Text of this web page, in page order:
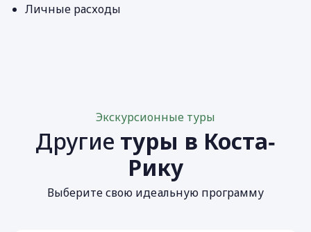
Личные расходы
Экскурсионные туры
Другие туры в Коста‐
Рику
Выберите свою идеальную программу